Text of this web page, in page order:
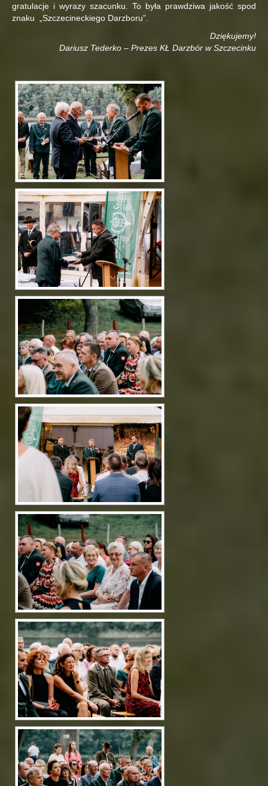
gratulacje i wyrazy szacunku. To była prawdziwa jakość spod
znaku „Szczecineckiego Darzboru”.
Dziękujemy!
Dariusz Tederko – Prezes KŁ Darzbór w Szczecinku